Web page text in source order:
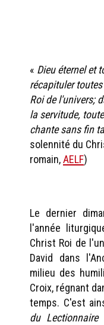
« Dieu éternel et
récapituler
Roi de l'univers;
la servitude,
chante sans fin
solennité du
romain,AELF)
Le dernier
l'année
Christ Roi de
David dans
milieu des
Croix, régnant
temps. C'est
du Lectionnaire